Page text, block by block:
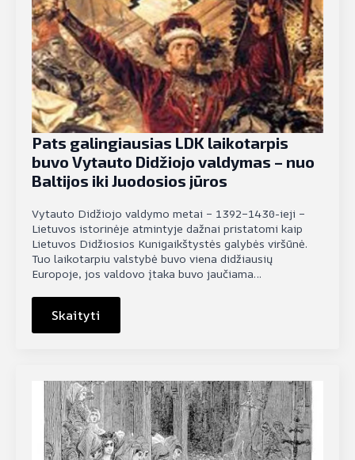
Pats galingiausias LDK laikotarpis
buvo Vytauto Didžiojo valdymas – nuo
Baltijos iki Juodosios jūros
Vytauto Didžiojo valdymo metai – 1392–1430-ieji –
Lietuvos istorinėje atmintyje dažnai pristatomi kaip
Lietuvos Didžiosios Kunigaikštystės galybės viršūnė.
Tuo laikotarpiu valstybė buvo viena didžiausių
Europoje, jos valdovo įtaka buvo jaučiama…
Skaityti